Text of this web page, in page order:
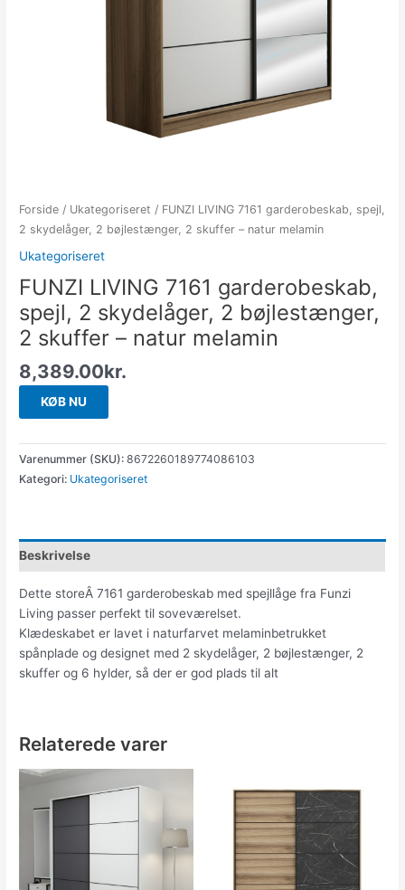
Forside / Ukategoriseret / FUNZI LIVING 7161 garderobeskab, spejl,
2 skydelåger, 2 bøjlestænger, 2 skuffer – natur melamin
Ukategoriseret
FUNZI LIVING 7161 garderobeskab,
spejl, 2 skydelåger, 2 bøjlestænger,
2 skuffer – natur melamin
8,389.00kr.
KØB NU
Varenummer (SKU):8672260189774086103
Kategori: Ukategoriseret
Beskrivelse
Dette storeÂ 7161 garderobeskab med spejllåge fra Funzi
Living passer perfekt til soveværelset.
Klædeskabet er lavet i naturfarvet melaminbetrukket
spånplade og designet med 2 skydelåger, 2 bøjlestænger, 2
skuffer og 6 hylder, så der er god plads til alt
Relaterede varer